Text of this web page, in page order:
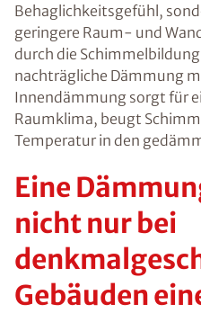
Behaglichkeitsgefühl,
geringere Raum- und
durch die
nachträgliche Dämmung
Innendämmung sorgt für
Raumklima, beugt
Temperatur in den
Eine
nicht nur bei
Gebäuden